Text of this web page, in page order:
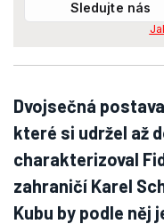
Sledujte nás
Dvojsečná
které si udržel až
charakterizoval
zahraničí Karel
Kubu by podle něj